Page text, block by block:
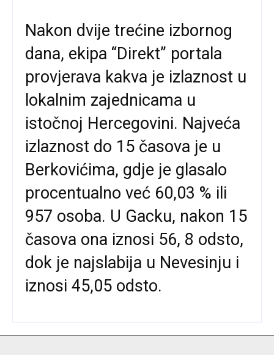
Nakon dvije trećine izbornog
dana, ekipa “Direkt” portala
provjerava kakva je izlaznost u
lokalnim zajednicama u
istočnoj Hercegovini. Najveća
izlaznost do 15 časova je u
Berkovićima, gdje je glasalo
procentualno već 60,03 % ili
957 osoba. U Gacku, nakon 15
časova ona iznosi 56, 8 odsto,
dok je najslabija u Nevesinju i
iznosi 45,05 odsto.